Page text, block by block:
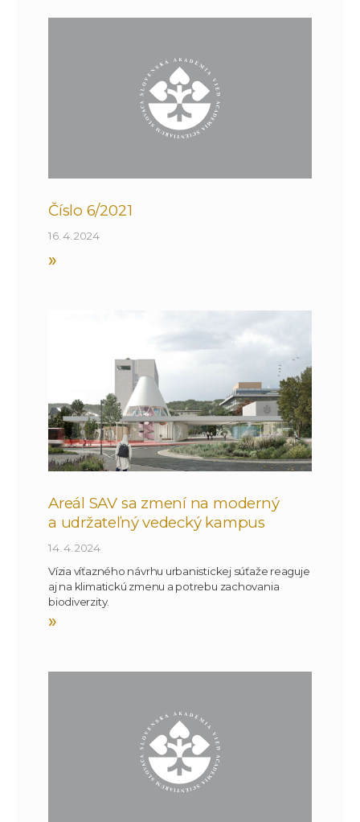
Číslo 6/2021
16. 4. 2024
»
Areál SAV sa zmení na moderný
a udržateľný vedecký kampus
14. 4. 2024
Vízia víťazného návrhu urbanistickej súťaže reaguje
aj na klimatickú zmenu a potrebu zachovania
biodiverzity.
»